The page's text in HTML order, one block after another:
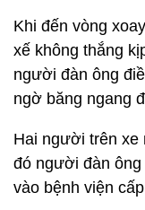
Khi đến vòng
xế không thắng
người đàn ông
ngờ băng ngang
Hai người trên xe
đó người đàn
vào bệnh viện